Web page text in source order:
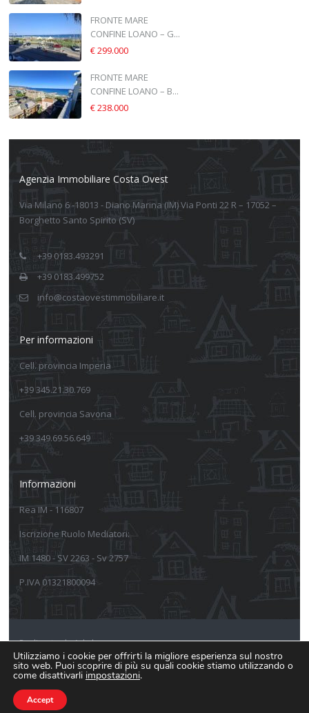
FRONTE MARE
CONFINE LOANO – G...
€ 299.000
FRONTE MARE
CONFINE LOANO – B...
€ 238.000
Agenzia Immobiliare Costa Ovest
Via Milano 6 -18013 - Diano Marina (IM) Via Ponti 22 R – 17052 –
Borghetto Santo Spirito (SV)
+39 0183.493291
+39 0183.499752
info@costaovestimmobiliare.it
Per informazioni
Cell. provincia Imperia
+39 345.21.30.769
Cell. provincia Savona
+39 349.69.56.649
Informazioni
Rea IM - 116807
Iscrizione Ruolo Mediatori:
IM 1480 - SV 2263 - Sv 2757
P.IVA 01321800094
Realizzato da Arkeba
Informativa sulla privacy
Informativa estesa Cookie Policy
Utilizziamo i cookie per offrirti la migliore esperienza sul nostro
sito web. Puoi scoprire di più su quali cookie stiamo utilizzando o
come disattivarli impostazioni.
Accept